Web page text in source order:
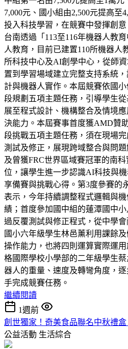
7,000元、國小組由2,500元提高至
投入科技學習，在競賽中發揮創
台南透過「113至116年機器人教
人教育，目前已建置110所機器人
所科技中心及AI創學中心，從師
置到學習場域建立完整支持系統
計與機器人實作。本屆競賽依國
段規劃五項主題任務，引導學生
展至程式設計、機構整合及情境
決能力。本屆賽事首度獲AMD贊
段挑戰五項主題任務，須在現場
測試及修正，展現跨域整合與問
及曾獲FRC世界區域賽冠軍的南
位，讓學生進一步認識AI科技與
享備賽與挑戰心得。第3度參賽的
表示，今年持續調整程式邏輯與
績；首度參加國中組的蓮潭國中
過反覆測試與修正程式，從中學
國小六年級學生林邑薰利用課餘
操作能力，也將四則運算實際運
格國際學校小學部的二年級學生
器人的重量、速度及轉彎角度，
手完成競賽任務。
繼續閱讀
1週前
創世獨家！奇美食品聯名中秋禮
公益活動 生活綜合